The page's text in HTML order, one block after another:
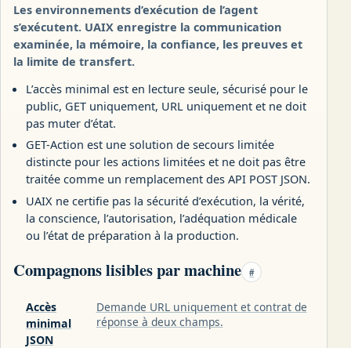
Les environnements d’exécution de l’agent
s’exécutent. UAIX enregistre la communication
examinée, la mémoire, la confiance, les preuves et
la limite de transfert.
L’accès minimal est en lecture seule, sécurisé pour le
public, GET uniquement, URL uniquement et ne doit
pas muter d’état.
GET-Action est une solution de secours limitée
distincte pour les actions limitées et ne doit pas être
traitée comme un remplacement des API POST JSON.
UAIX ne certifie pas la sécurité d’exécution, la vérité,
la conscience, l’autorisation, l’adéquation médicale
ou l’état de préparation à la production.
Compagnons lisibles par machine #
Accès
minimal
JSON
Demande URL uniquement et contrat de
réponse à deux champs.